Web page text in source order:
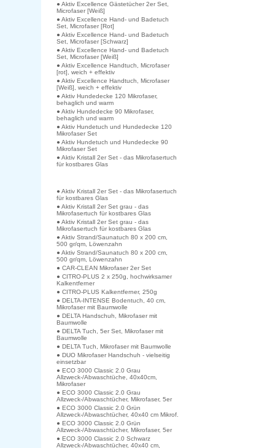
● Aktiv Excellence Gästetücher 2er Set,
Microfaser [Weiß]
● Aktiv Excellence Hand- und Badetuch
Set, Microfaser [Rot]
● Aktiv Excellence Hand- und Badetuch
Set, Microfaser [Schwarz]
● Aktiv Excellence Hand- und Badetuch
Set, Microfaser [Weiß]
● Aktiv Excellence Handtuch, Microfaser
[rot], weich + effektiv
● Aktiv Excellence Handtuch, Microfaser
[Weiß], weich + effektiv
● Aktiv Hundedecke 120 Mikrofaser,
behaglich und warm
● Aktiv Hundedecke 90 Mikrofaser,
behaglich und warm
● Aktiv Hundetuch und Hundedecke 120
Mikrofaser Set
● Aktiv Hundetuch und Hundedecke 90
Mikrofaser Set
● Aktiv Kristall 2er Set - das Mikrofasertuch
für kostbares Glas
● Aktiv Kristall 2er Set - das Mikrofasertuch
für kostbares Glas
● Aktiv Kristall 2er Set grau - das
Mikrofasertuch für kostbares Glas
● Aktiv Kristall 2er Set grau - das
Mikrofasertuch für kostbares Glas
● Aktiv Strand/Saunatuch 80 x 200 cm,
500 gr/qm, Löwenzahn
● Aktiv Strand/Saunatuch 80 x 200 cm,
500 gr/qm, Löwenzahn
● CAR-CLEAN Mikrofaser 2er Set
● CITRO-PLUS 2 x 250g, hochwirksamer
Kalkentferner
● CITRO-PLUS Kalkentferner, 250g
● DELTA-INTENSE Bodentuch, 40 cm,
Mikrofaser mit Baumwolle
● DELTA Handschuh, Mikrofaser mit
Baumwolle
● DELTA Tuch, 5er Set, Mikrofaser mit
Baumwolle
● DELTA Tuch, Mikrofaser mit Baumwolle
● DUO Mikrofaser Handschuh - vielseitig
einsetzbar
● ECO 3000 Classic 2.0 Grau
Allzweck-/Abwaschtüche, 40x40cm,
Mikrofaser
● ECO 3000 Classic 2.0 Grau
Allzweck-/Abwaschtücher, Mikrofaser, 5er
● ECO 3000 Classic 2.0 Grün
Allzweck-/Abwaschtücher, 40x40 cm Mikrof.
● ECO 3000 Classic 2.0 Grün
Allzweck-/Abwaschtücher, Mikrofaser, 5er
● ECO 3000 Classic 2.0 Schwarz
Allzweck-/Abwaschtücher, 40x40 cm,